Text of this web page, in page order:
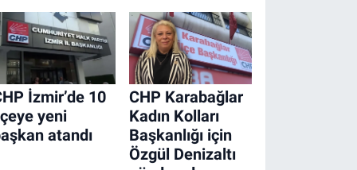
İzmir’de 10
yeni
atandı
CHP Karabağlar
Kadın Kolları
Başkanlığı için
Özgül Denizaltı